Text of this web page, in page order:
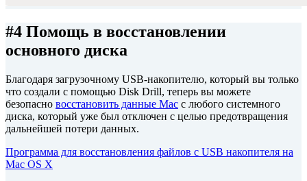
#4 Помощь в восстановлении
основного диска
Благодаря загрузочному USB-накопителю, который вы только
что создали с помощью Disk Drill, теперь вы можете
безопасно восстановить данные Mac с любого системного
диска, который уже был отключен с целью предотвращения
дальнейшей потери данных.
Программа для восстановления файлов с USB накопителя на
Mac OS X